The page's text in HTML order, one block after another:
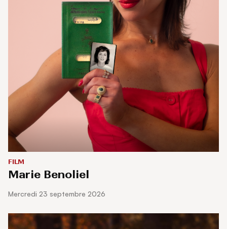
FILM
Marie Benoliel
mercredi 23 septembre 2026